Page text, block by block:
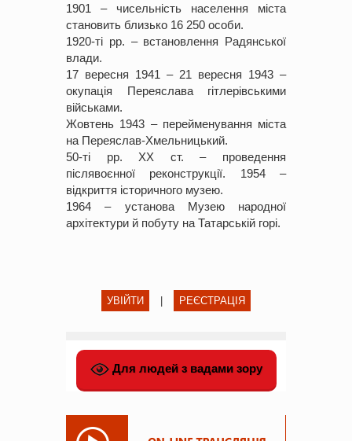
1901 – чисельність населення міста
становить близько 16 250 особи.
1920-ті рр. – встановлення Радянської
влади.
17 вересня 1941 – 21 вересня 1943 –
окупація Переяслава гітлерівськими
військами.
Жовтень 1943 – перейменування міста
на Переяслав-Хмельницький.
50-ті рр. XX ст. – проведення
післявоєнної реконструкції. 1954 –
відкриття історичного музею.
1964 – установа Музею народної
архітектури й побуту на Татарській горі.
УВІЙТИ РЕЄСТРАЦІЯ
Для людей з вадами зору